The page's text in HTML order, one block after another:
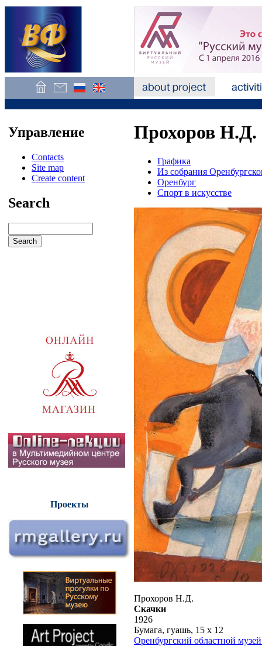
Управление
Contacts
Site map
Create content
Search
Проекты
Прохоров Н.Д.
Графика
Из собрания
Оренбург
Спорт в искусстве
Прохоров Н.Д.
Скачки
1926
Бумага, гуашь, 15 х 12
Оренбургский областной